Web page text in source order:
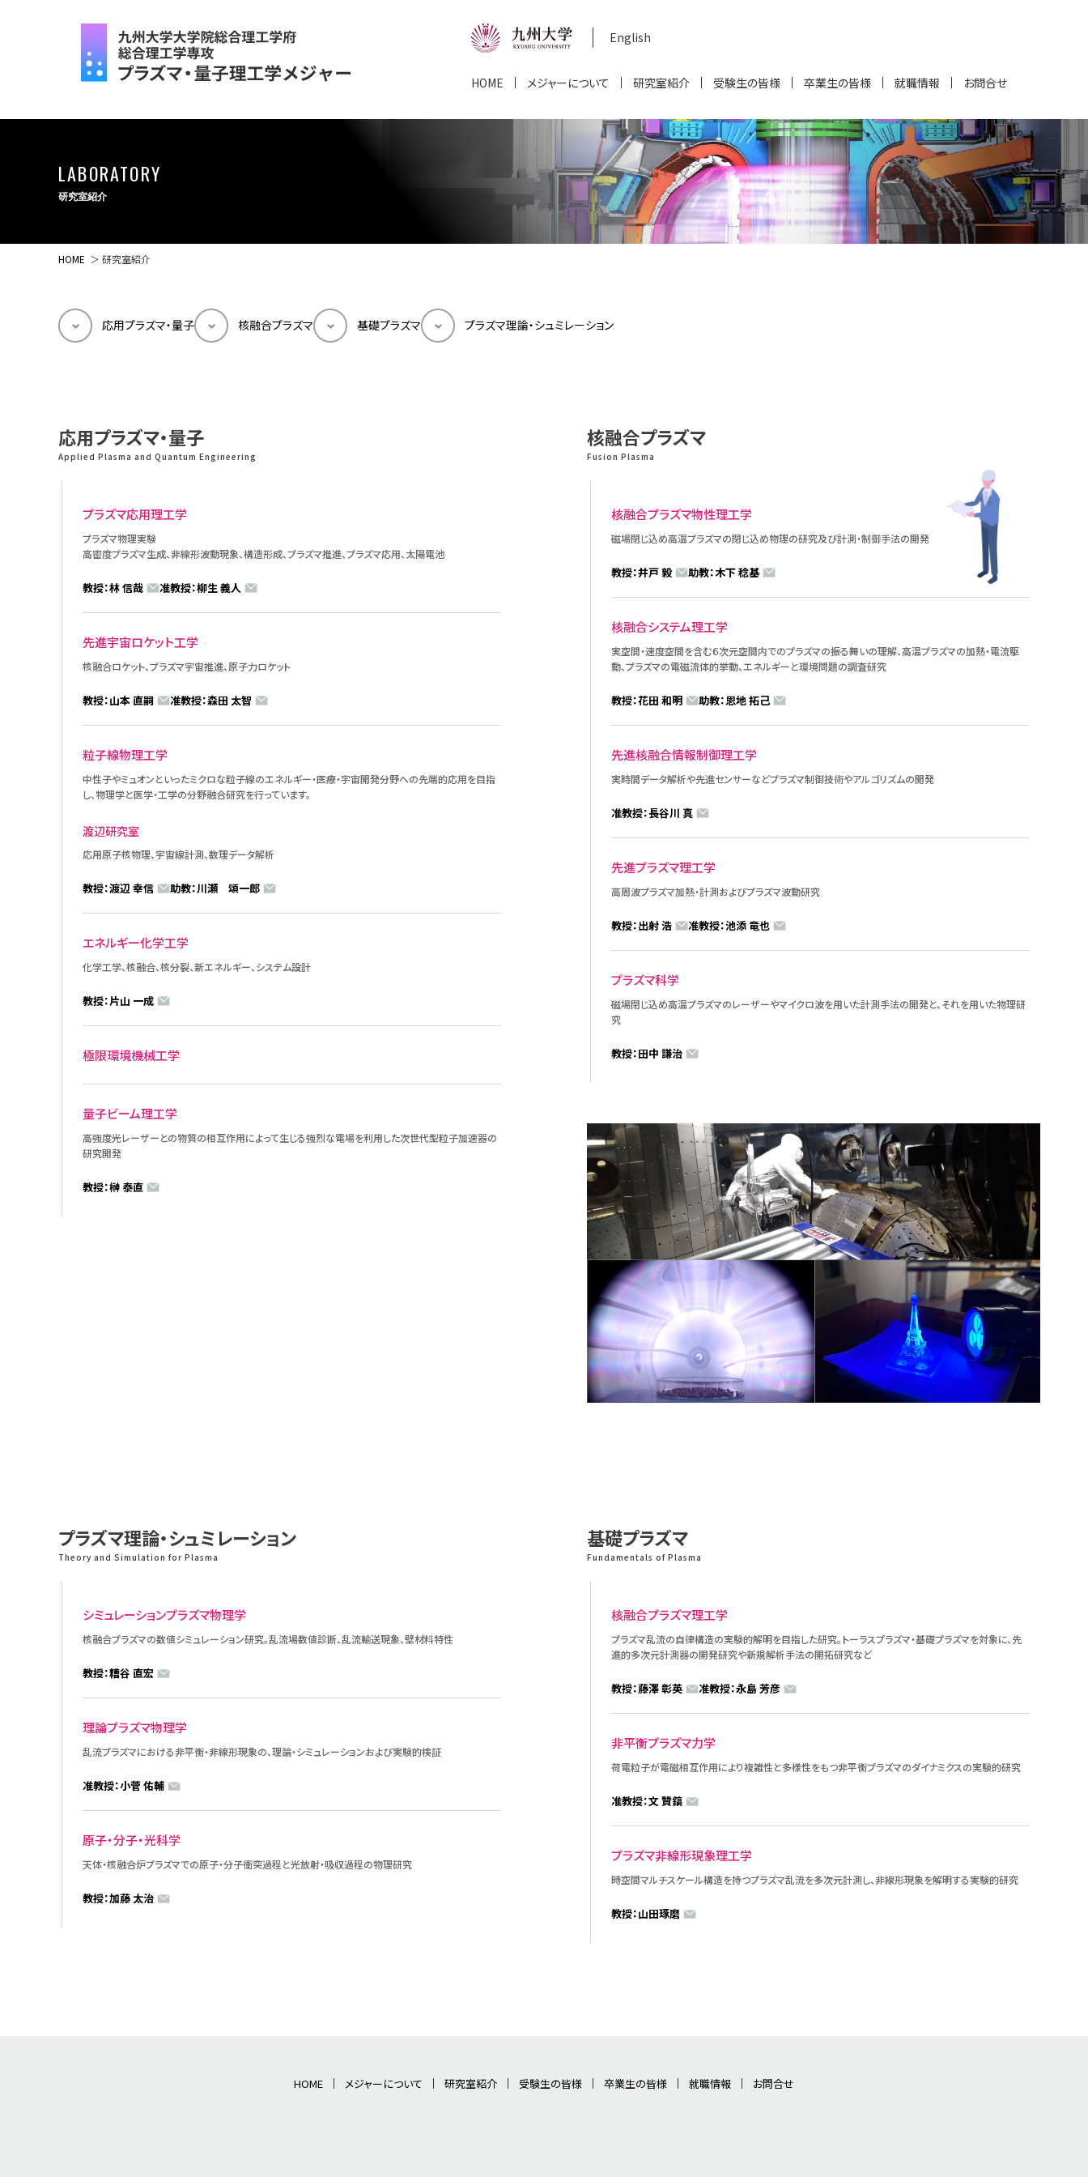
English
HOME メジャーについて 研究室紹介 受験生の皆様 卒業生の皆様 就職情報 お問合せ
LABORATORY
研究室紹介
HOME ＞ 研究室紹介
応用プラズマ・量子 核融合プラズマ 基礎プラズマ プラズマ理論・シュミレーション
応用プラズマ・量子
Applied Plasma and Quantum Engineering
プラズマ応用理工学
プラズマ物理実験
高密度プラズマ生成、非線形波動現象、構造形成、プラズマ推進、プラズマ応用、太陽電池
教授：林 信哉 准教授：柳生 義人
先進宇宙ロケット工学
核融合ロケット、プラズマ宇宙推進、原子力ロケット
教授：山本 直嗣 准教授：森田 太智
粒子線物理工学
中性子やミュオンといったミクロな粒子線のエネルギー・医療・宇宙開発分野への先端的応用を目指
し、物理学と医学・工学の分野融合研究を行っています。
渡辺研究室
応用原子核物理、宇宙線計測、数理データ解析
教授：渡辺 幸信 助教：川瀬 頌一郎
エネルギー化学工学
化学工学、核融合、核分裂、新エネルギー、システム設計
教授：片山 一成
極限環境機械工学
量子ビーム理工学
高強度光レーザーとの物質の相互作用によって生じる強烈な電場を利用した次世代型粒子加速器の
研究開発
教授：榊 泰直
核融合プラズマ
Fusion Plasma
核融合プラズマ物性理工学
磁場閉じ込め高温プラズマの閉じ込め物理の研究及び計測・制御手法の開発
教授：井戸 毅 助教：木下 稔基
核融合システム理工学
実空間・速度空間を含む６次元空間内でのプラズマの振る舞いの理解、高温プラズマの加熱・電流駆
動、プラズマの電磁流体的挙動、エネルギーと環境問題の調査研究
教授：花田 和明 助教：恩地 拓己
先進核融合情報制御理工学
実時間データ解析や先進センサーなどプラズマ制御技術やアルゴリズムの開発
准教授：長谷川 真
先進プラズマ理工学
高周波プラズマ加熱・計測およびプラズマ波動研究
教授：出射 浩 准教授：池添 竜也
プラズマ科学
磁場閉じ込め高温プラズマのレーザーやマイクロ波を用いた計測手法の開発と、それを用いた物理研
究
教授：田中 謙治
プラズマ理論・シュミレーション
Theory and Simulation for Plasma
シミュレーションプラズマ物理学
核融合プラズマの数値シミュレーション研究。乱流場数値診断、乱流輸送現象、壁材料特性
教授：糟谷 直宏
理論プラズマ物理学
乱流プラズマにおける非平衡・非線形現象の、理論・シミュレーションおよび実験的検証
准教授：小菅 佑輔
原子・分子・光科学
天体・核融合炉プラズマでの原子・分子衝突過程と光放射・吸収過程の物理研究
教授：加藤 太治
基礎プラズマ
Fundamentals of Plasma
核融合プラズマ理工学
プラズマ乱流の自律構造の実験的解明を目指した研究。トーラスプラズマ・基礎プラズマを対象に、先
進的多次元計測器の開発研究や新規解析手法の開拓研究など
教授：藤澤 彰英 准教授：永島 芳彦
非平衡プラズマ力学
荷電粒子が電磁相互作用により複雑性と多様性をもつ非平衡プラズマのダイナミクスの実験的研究
准教授：文 贊鎬
プラズマ非線形現象理工学
時空間マルチスケール構造を持つプラズマ乱流を多次元計測し、非線形現象を解明する実験的研究
教授：山田琢磨
HOME メジャーについて 研究室紹介 受験生の皆様 卒業生の皆様 就職情報 お問合せ